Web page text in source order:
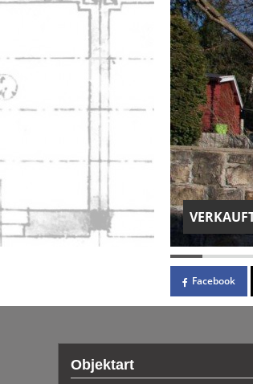
Facebook
Objektart